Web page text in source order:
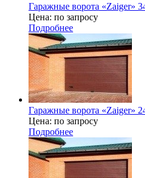
Гаражные ворота «Zaiger»
Цена: по запросу
Подробнее
Гаражные ворота «Zaiger»
Цена: по запросу
Подробнее